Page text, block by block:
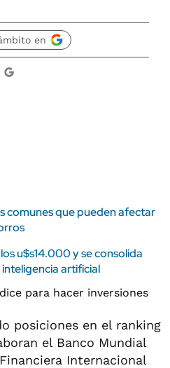
en
comunes que pueden afectar
u$s14.000 y se consolida
artificial
posiciones en el ranking
el Banco Mundial
Internacional